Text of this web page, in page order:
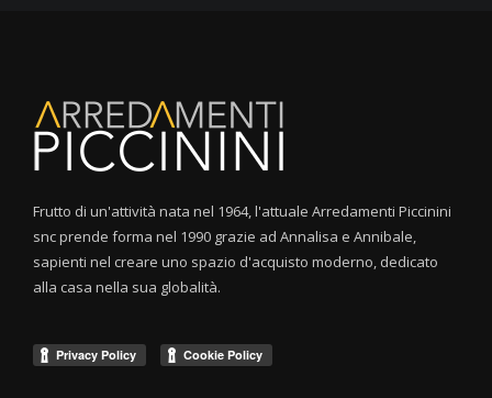
Frutto di un'attività nata nel 1964, l'attuale Arredamenti Piccinini
snc prende forma nel 1990 grazie ad Annalisa e Annibale,
sapienti nel creare uno spazio d'acquisto moderno, dedicato
alla casa nella sua globalità.